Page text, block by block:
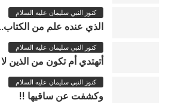
كنوز النبي سليمان عليه السلام
الذي عنده علم من
كنوز النبي سليمان عليه السلام
أتهتدي أم تكون من الذين
كنوز النبي سليمان عليه السلام
وكشفت عن ساقيها !!